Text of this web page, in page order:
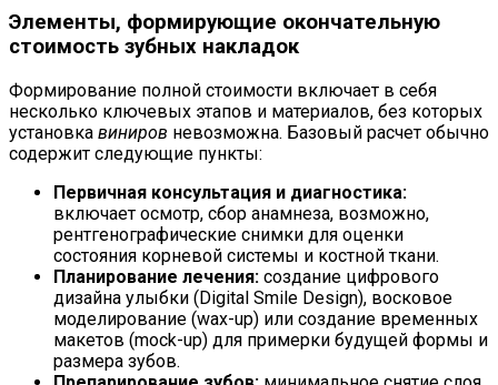
Элементы, формирующие окончательную
стоимость зубных накладок
Формирование полной стоимости включает в себя
несколько ключевых этапов и материалов, без которых
установка виниров невозможна. Базовый расчет обычно
содержит следующие пункты:
Первичная консультация и диагностика:
включает осмотр, сбор анамнеза, возможно,
рентгенографические снимки для оценки
состояния корневой системы и костной ткани.
Планирование лечения: создание цифрового
дизайна улыбки (Digital Smile Design), восковое
моделирование (wax-up) или создание временных
макетов (mock-up) для примерки будущей формы и
размера зубов.